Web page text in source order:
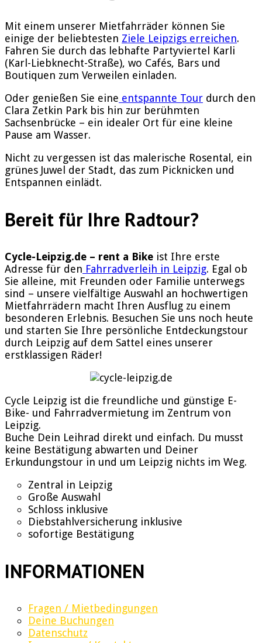
Mit einem unserer Mietfahrräder können Sie
einige der beliebtesten Ziele Leipzigs erreichen.
Fahren Sie durch das lebhafte Partyviertel Karli
(Karl-Liebknecht-Straße), wo Cafés, Bars und
Boutiquen zum Verweilen einladen.
Oder genießen Sie eine entspannte Tour durch den
Clara Zetkin Park bis hin zur berühmten
Sachsenbrücke – ein idealer Ort für eine kleine
Pause am Wasser.
Nicht zu vergessen ist das malerische Rosental, ein
grünes Juwel der Stadt, das zum Picknicken und
Entspannen einlädt.
Bereit für Ihre Radtour?
Cycle-Leipzig.de – rent a Bike ist Ihre erste
Adresse für den Fahrradverleih in Leipzig. Egal ob
Sie alleine, mit Freunden oder Familie unterwegs
sind – unsere vielfältige Auswahl an hochwertigen
Mietfahrrädern macht Ihren Ausflug zu einem
besonderen Erlebnis. Besuchen Sie uns noch heute
und starten Sie Ihre persönliche Entdeckungstour
durch Leipzig auf dem Sattel eines unserer
erstklassigen Räder!
Cycle Leipzig ist die freundliche und günstige E-
Bike- und Fahrradvermietung im Zentrum von
Leipzig.
Buche Dein Leihrad direkt und einfach. Du musst
keine Bestätigung abwarten und Deiner
Erkundungstour in und um Leipzig nichts im Weg.
Zentral in Leipzig
Große Auswahl
Schloss inklusive
Diebstahlversicherung inklusive
sofortige Bestätigung
INFORMATIONEN
Fragen / Mietbedingungen
Deine Buchungen
Datenschutz